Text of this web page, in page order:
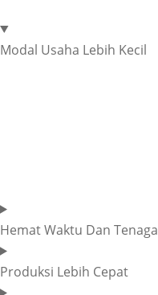
Modal Usaha Lebih Kecil
Hemat Waktu Dan Tenaga
Produksi Lebih Cepat